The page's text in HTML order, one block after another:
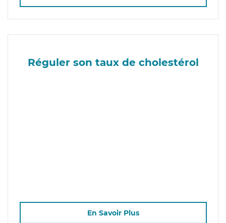
Réguler son taux de cholestérol
En Savoir Plus